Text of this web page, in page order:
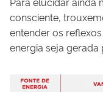
consciente,
entender os
energia seja gerada